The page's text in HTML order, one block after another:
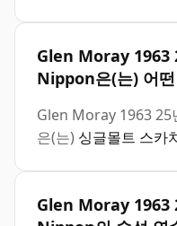
Glen Moray
Nippon은(는) 어
Glen Moray 1963
은(는) 싱글몰트 스카
Glen Moray